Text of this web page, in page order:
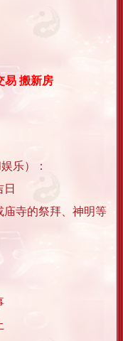
易 搬新房
乐）：
庙寺的祭拜、神明等